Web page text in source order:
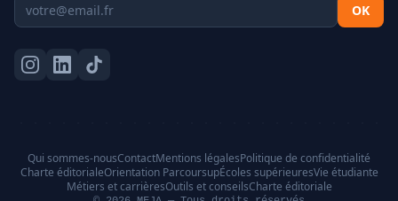
OK
Qui sommes-nousContactMentions légalesPolitique de confidentialité
Charte éditorialeOrientation ParcoursupÉcoles supérieuresVie étudiante
Métiers et carrièresOutils et conseilsCharte éditoriale